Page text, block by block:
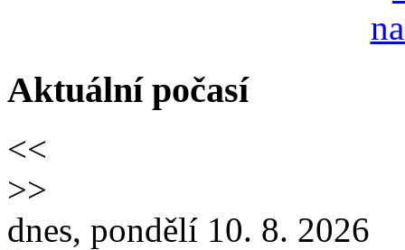
Aktuální počasí
<<
>>
dnes, pondělí 10. 8. 2026